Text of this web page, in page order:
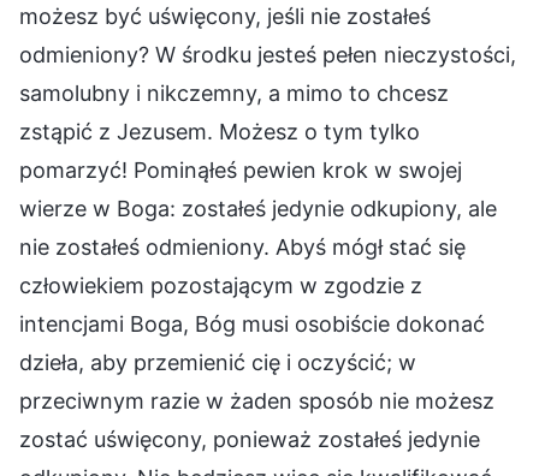
możesz być uświęcony, jeśli nie zostałeś
odmieniony? W środku jesteś pełen nieczystości,
samolubny i nikczemny, a mimo to chcesz
zstąpić z Jezusem. Możesz o tym tylko
pomarzyć! Pominąłeś pewien krok w swojej
wierze w Boga: zostałeś jedynie odkupiony, ale
nie zostałeś odmieniony. Abyś mógł stać się
człowiekiem pozostającym w zgodzie z
intencjami Boga, Bóg musi osobiście dokonać
dzieła, aby przemienić cię i oczyścić; w
przeciwnym razie w żaden sposób nie możesz
zostać uświęcony, ponieważ zostałeś jedynie